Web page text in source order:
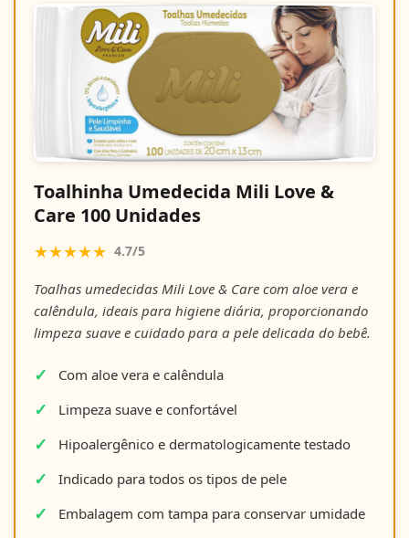
Toalhinha Umedecida Mili Love &
Care 100 Unidades
★★★★★ 4.7/5
Toalhas umedecidas Mili Love & Care com aloe vera e
calêndula, ideais para higiene diária, proporcionando
limpeza suave e cuidado para a pele delicada do bebê.
Com aloe vera e calêndula
Limpeza suave e confortável
Hipoalergênico e dermatologicamente testado
Indicado para todos os tipos de pele
Embalagem com tampa para conservar umidade